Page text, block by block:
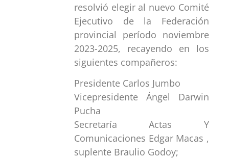
resolvió elegir al nuevo Comité
Ejecutivo de la Federación
provincial período noviembre
2023-2025, recayendo en los
siguientes compañeros:
Presidente Carlos Jumbo
Vicepresidente Ángel Darwin
Pucha
Secretaría Actas Y
Comunicaciones Edgar Macas ,
suplente Braulio Godoy;